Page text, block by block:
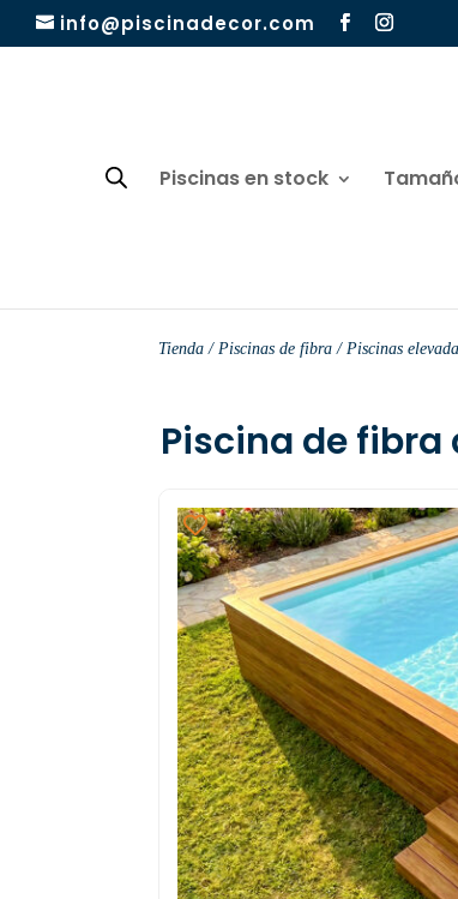
info@piscinadecor.com
Piscinas en stock
Tienda / Piscinas de fibra / Piscinas
Piscina de